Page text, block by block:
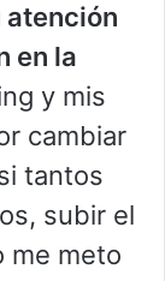
atención
en la
y mis
cambiar
tantos
subir el
me meto